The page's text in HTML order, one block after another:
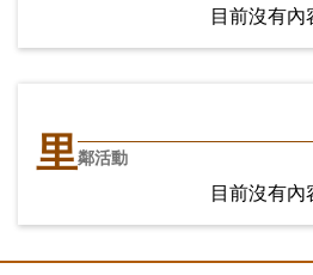
目前沒有內
里鄰活動
目前沒有內